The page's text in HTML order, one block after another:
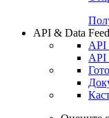
API & Data Feed
API
API